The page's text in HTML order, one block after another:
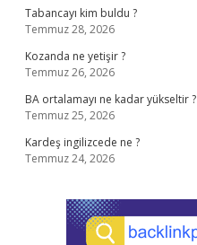
Tabancayı kim buldu ?
Temmuz 28, 2026
Kozanda ne yetişir ?
Temmuz 26, 2026
BA ortalamayı ne kadar yükseltir ?
Temmuz 25, 2026
Kardeş ingilizcede ne ?
Temmuz 24, 2026